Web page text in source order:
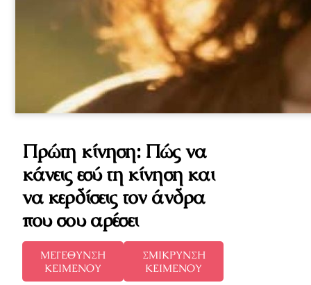
Πρώτη κίνηση: Πώς να
κάνεις εσύ τη κίνηση και
να κερδίσεις τον άνδρα
που σου αρέσει
ΜΕΓΕΘΥΝΣΗ
ΚΕΙΜΕΝΟΥ
ΣΜΙΚΡΥΝΣΗ
ΚΕΙΜΕΝΟΥ